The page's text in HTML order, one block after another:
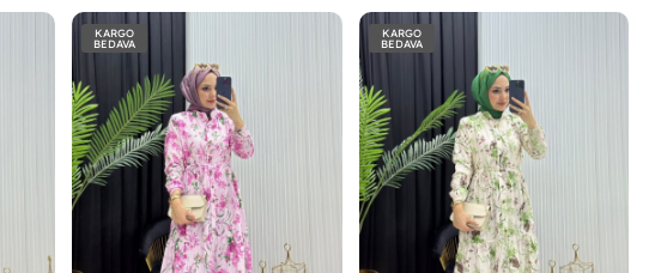
KARGO
BEDAVA
KARGO
BEDAVA